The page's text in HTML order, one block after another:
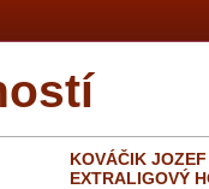
KOVÁČIK
EXTRALIGOVÝ